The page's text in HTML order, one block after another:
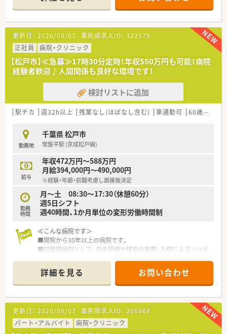
護施設と連携し在宅復帰に向けた治療、トレーニングを行ってい
ます。
■施設内は明るくきれい病院です。調剤室も広く、気持ちよくお
仕事ができます。
■草津や大洗に保養所あり、無料で宿泊が可能です。
■定時が17時半です。メリハリをつけてご勤務できます。
■とてもきれいな病院で調剤室も広く、気持ちよくお仕事ができ
ます
■定着率も◎
≪業務内容≫
■医薬品管理、医薬品情報管理
■各種委員会活動
更新日： 2026/08/07 薬剤師求人ID： 322578
正社員
病院・クリニック
【松戸市】≪急募≫17時30分定時！年収550万円も可能！病院
経験者歓迎♪人間関係も良好な環境です！
検討リストに追加
駅チカ 週32h以上 残業なし(ほぼなし含む) 車通勤可 60歳以上可
勤務地
千葉県 松戸市
常盤平駅 (京成松戸線)
給与
年収472万円～588万円
月給394,000円～490,000円
※経験・年齢・前職考慮し面接後決定
勤務
時間
月～土 08:30～17:30（休憩60分）
週5日シフト
週40時間、1か月単位の変形労働時間制
≪こんな病院です＞
■開院から30年以上の病院です。
■回復期病院として、外来診療や検査の実施、入院によるリハビ
す。
■グループ内の通所デイケア、訪問リハビリテーション、訪問看
護施設と連携し在宅復帰に向けた治療、トレーニングを行ってい
ます。
■施設内は明るくきれい病院です。調剤室も広く、気持ちよくお
仕事ができます。
■草津や大洗に保養所あり、無料で宿泊が可能です。
■定時が17時半です。メリハリをつけてご勤務できます。
詳細を見る お問い合わせ
更新日： 2026/08/07 薬剤師求人ID： 206608
パート・アルバイト
病院・クリニック